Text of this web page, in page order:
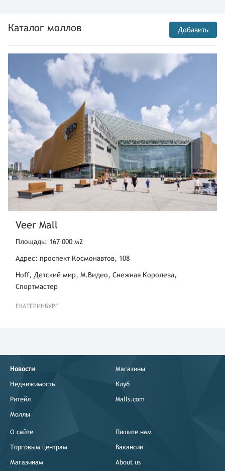
Каталог моллов Добавить
Veer Mall
Площадь: 167 000 м2
Адрес: проспект Космонавтов, 108
Hoff, Детский мир, М.Видео, Снежная Королева,
Спортмастер
ЕКАТЕРИНБУРГ
Новости
Недвижимость
Ритейл
Моллы
Магазины
Клуб
Malls.com
О сайте
Торговым центрам
Магазинам
Пишите нам
Вакансии
About us